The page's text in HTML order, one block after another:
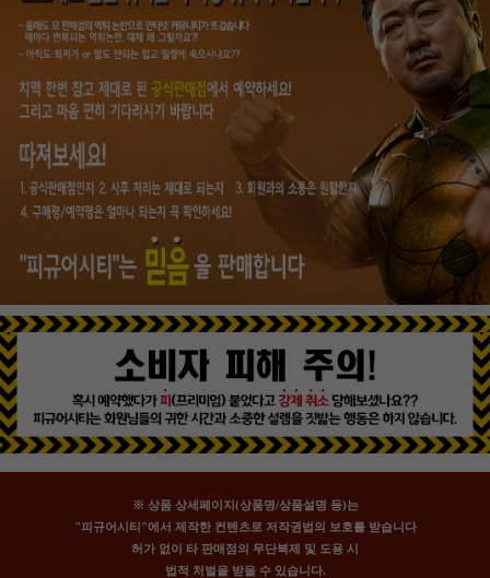
※ 상품 상세페이지(상품명/상품설명 등)는
"피규어시티"에서 제작한 컨텐츠로 저작권법의 보호를 받습니다
허가 없이 타 판매점의 무단복제 및 도용 시
법적 처벌을 받을 수 있습니다.